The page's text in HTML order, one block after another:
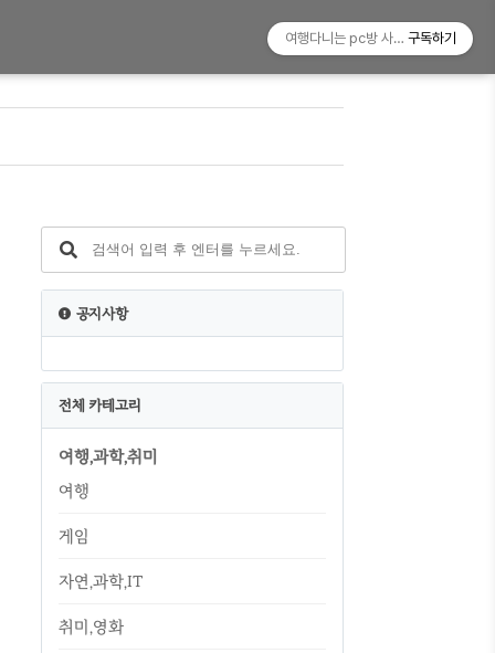
공지사항
전체 카테고리
여행,과학,취미
여행
게임
자연,과학,IT
취미,영화
여행다니는 pc방 사장!구독하기